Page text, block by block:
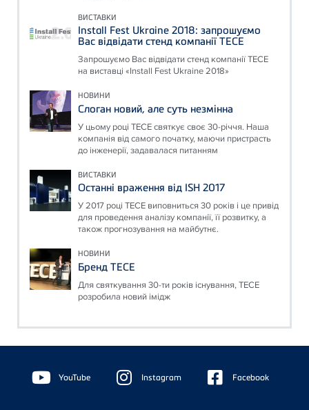
ВИСТАВКИ
Install Fest Ukraine 2018: запрошуємо
Вас відвідати стенд компанії ТЕСЕ
Запрошуємо Вас відвідати стенд компанії ТЕСЕ
на виставці «Install Fest Ukraine 2018»
НОВИНИ
Слоган новий, але суть незмінна
У цьому році ТЕСЕ святкує своє 30-річчя. Наша
компанія від самого початку, маючи пристрасть
до інженерії, задавалася питанням
ВИСТАВКИ
Останні враження від ISH 2017
У 2017 році ТЕСЕ виповниться 30 років і це привід
для проведення аналізу компанії, її розвитку, а
також прогнозування на майбутнє.
НОВИНИ
Бренд ТЕСЕ
Для святкування 30-ти років існування, ТЕСЕ
розробила новий імідж
Floating
Sidebar YouTube Instagram Facebook